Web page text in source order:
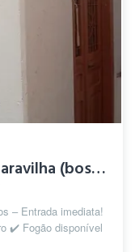
Edícula próximo ao posto maravilha (bosq...
– Entrada imediata!
✔️ Fogão disponível